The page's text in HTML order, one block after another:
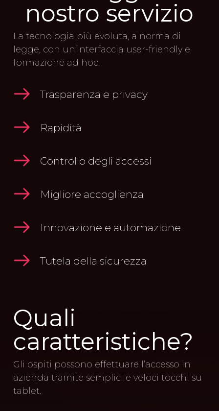
nostro servizio
La tecnologia più evoluta, a norma di
legge, con un’interfaccia user-friendly e
formazione ad hoc.
Trasparenza e privacy
Rapidità
Controllo degli accessi
Migliore accoglienza
Innovazione e automazione
Tutela della sicurezza
Quali
caratteristiche?
Gli ospiti possono effettuare l’accesso in
azienda tramite semplici e veloci tocchi su
tablet.